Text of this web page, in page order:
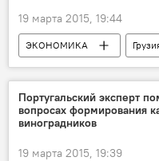
19 марта 2015, 19:44
ЭКОНОМИКА
Португальский эксперт
вопросах формирования
виноградников
19 марта 2015, 19:39